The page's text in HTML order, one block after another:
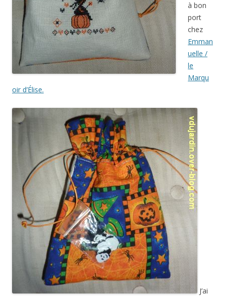
à bon
port
chez
Emman
uelle /
le
Marqu
oir d’Élise.
J’ai